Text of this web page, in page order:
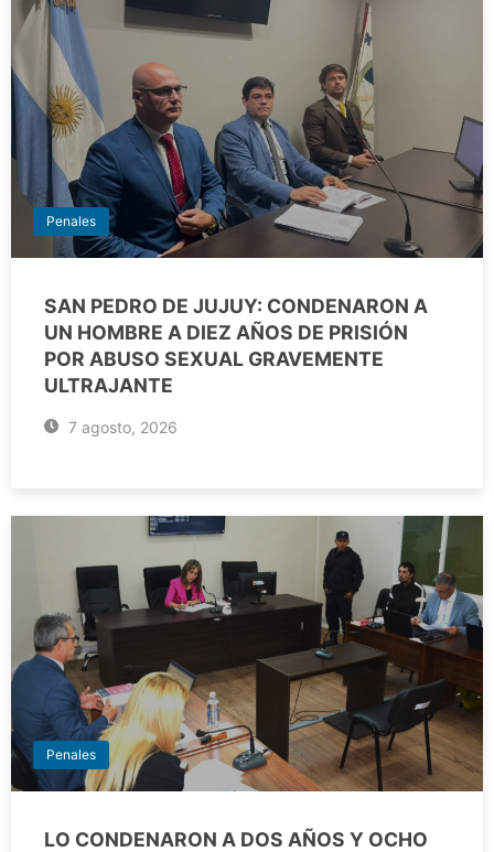
Penales
SAN PEDRO DE JUJUY: CONDENARON A
UN HOMBRE A DIEZ AÑOS DE PRISIÓN
POR ABUSO SEXUAL GRAVEMENTE
ULTRAJANTE
7 agosto, 2026
Penales
LO CONDENARON A DOS AÑOS Y OCHO